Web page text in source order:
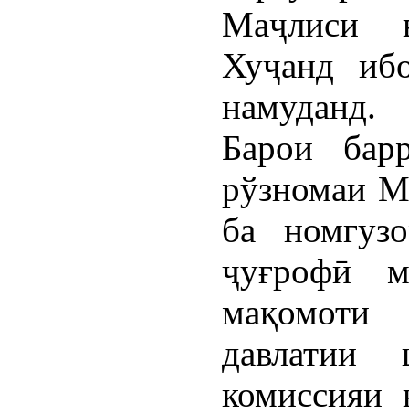
Маҷлиси
Хуҷанд
намуданд.
Барои
рўзномаи
ба
ҷуғрофӣ
комиссияи